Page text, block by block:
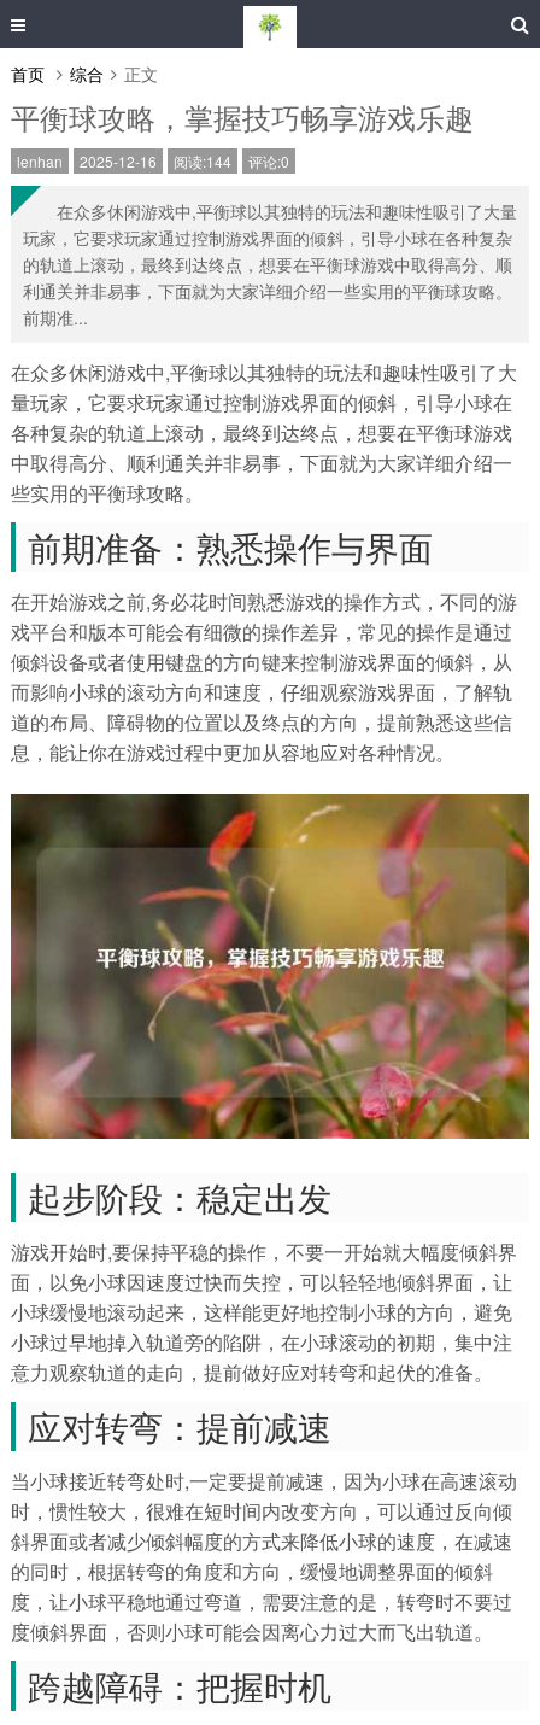
首页 综合 正文
平衡球攻略，掌握技巧畅享游戏乐趣
lenhan 2025-12-16 阅读:144 评论:0
在众多休闲游戏中,平衡球以其独特的玩法和趣味性吸引了大量
玩家，它要求玩家通过控制游戏界面的倾斜，引导小球在各种复杂
的轨道上滚动，最终到达终点，想要在平衡球游戏中取得高分、顺
利通关并非易事，下面就为大家详细介绍一些实用的平衡球攻略。
前期准...
在众多休闲游戏中,平衡球以其独特的玩法和趣味性吸引了大
量玩家，它要求玩家通过控制游戏界面的倾斜，引导小球在
各种复杂的轨道上滚动，最终到达终点，想要在平衡球游戏
中取得高分、顺利通关并非易事，下面就为大家详细介绍一
些实用的平衡球攻略。
前期准备：熟悉操作与界面
在开始游戏之前,务必花时间熟悉游戏的操作方式，不同的游
戏平台和版本可能会有细微的操作差异，常见的操作是通过
倾斜设备或者使用键盘的方向键来控制游戏界面的倾斜，从
而影响小球的滚动方向和速度，仔细观察游戏界面，了解轨
道的布局、障碍物的位置以及终点的方向，提前熟悉这些信
息，能让你在游戏过程中更加从容地应对各种情况。
起步阶段：稳定出发
游戏开始时,要保持平稳的操作，不要一开始就大幅度倾斜界
面，以免小球因速度过快而失控，可以轻轻地倾斜界面，让
小球缓慢地滚动起来，这样能更好地控制小球的方向，避免
小球过早地掉入轨道旁的陷阱，在小球滚动的初期，集中注
意力观察轨道的走向，提前做好应对转弯和起伏的准备。
应对转弯：提前减速
当小球接近转弯处时,一定要提前减速，因为小球在高速滚动
时，惯性较大，很难在短时间内改变方向，可以通过反向倾
斜界面或者减少倾斜幅度的方式来降低小球的速度，在减速
的同时，根据转弯的角度和方向，缓慢地调整界面的倾斜
度，让小球平稳地通过弯道，需要注意的是，转弯时不要过
度倾斜界面，否则小球可能会因离心力过大而飞出轨道。
跨越障碍：把握时机